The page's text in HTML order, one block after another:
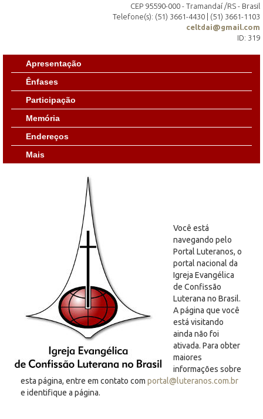
CEP 95590-000 - Tramandaí /RS - Brasil
Telefone(s): (51) 3661-4430 | (51) 3661-1103
celtdai@gmail.com
ID: 319
Apresentação
Ênfases
Participação
Memória
Endereços
Mais
Você está
navegando pelo
Portal Luteranos, o
portal nacional da
Igreja Evangélica
de Confissão
Luterana no Brasil.
A página que você
está visitando
ainda não foi
ativada. Para obter
maiores
informações sobre
esta página, entre em contato com portal@luteranos.com.br
e identifique a página.